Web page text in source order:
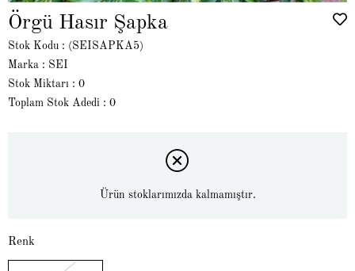
Örgü Hasır Şapka
Stok Kodu
(SEISAPKA5)
Marka : SEI
Stok Miktarı : 0
Toplam Stok Adedi : 0
Ürün stoklarımızda kalmamıştır.
Renk